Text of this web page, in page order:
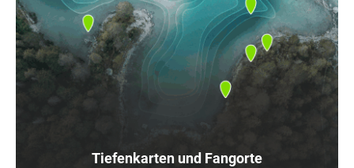
Tiefenkarten und Fangorte